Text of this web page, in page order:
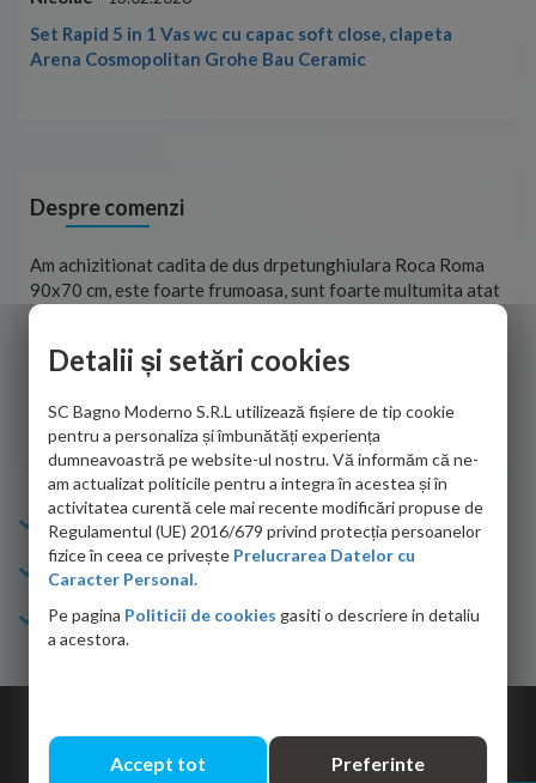
Set Rapid 5 in 1 Vas wc cu capac soft close, clapeta
Arena Cosmopolitan Grohe Bau Ceramic
Despre comenzi
Am achizitionat cadita de dus drpetunghiulara Roca Roma
90x70 cm, este foarte frumoasa, sunt foarte multumita atat
de personalul firmei dvs. cu care am colaborat in obtinerea
adus coletul in siguranta.Numai bine, va doresc!
Sofrone Viviana -28.07.2026
Info Bagno
Cumparaturi
Suport clienti
Detalii și setări cookies
SC Bagno Moderno S.R.L utilizează fișiere de tip cookie
pentru a personaliza și îmbunătăți experiența
dumneavoastră pe website-ul nostru. Vă informăm că ne-
am actualizat politicile pentru a integra în acestea și în
activitatea curentă cele mai recente modificări propuse de
Regulamentul (UE) 2016/679 privind protecția persoanelor
fizice în ceea ce privește Prelucrarea Datelor cu
Caracter Personal.
Pe pagina Politicii de cookies gasiti o descriere in detaliu
a acestora.
Accept tot Preferinte